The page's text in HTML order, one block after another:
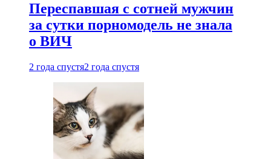
Переспавшая с сотней мужчин
за сутки порномодель не знала
о ВИЧ
2 года спустя2 года спустя